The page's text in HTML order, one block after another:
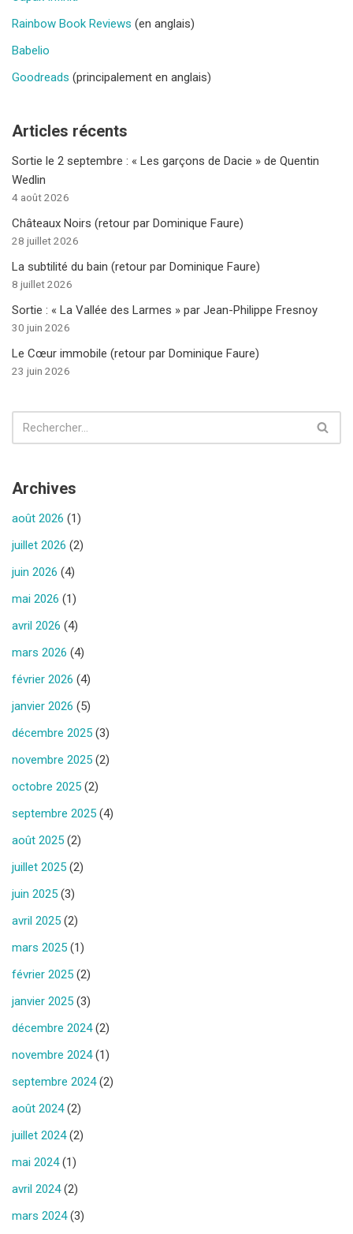
Rainbow Book Reviews (en anglais)
Babelio
Goodreads (principalement en anglais)
Articles récents
Sortie le 2 septembre : « Les garçons de Dacie » de Quentin
Wedlin
4 août 2026
Châteaux Noirs (retour par Dominique Faure)
28 juillet 2026
La subtilité du bain (retour par Dominique Faure)
8 juillet 2026
Sortie : « La Vallée des Larmes » par Jean-Philippe Fresnoy
30 juin 2026
Le Cœur immobile (retour par Dominique Faure)
23 juin 2026
Archives
août 2026 (1)
juillet 2026 (2)
juin 2026 (4)
mai 2026 (1)
avril 2026 (4)
mars 2026 (4)
février 2026 (4)
janvier 2026 (5)
décembre 2025 (3)
novembre 2025 (2)
octobre 2025 (2)
septembre 2025 (4)
août 2025 (2)
juillet 2025 (2)
juin 2025 (3)
avril 2025 (2)
mars 2025 (1)
février 2025 (2)
janvier 2025 (3)
décembre 2024(2)
novembre 2024(1)
septembre 2024(2)
août 2024(2)
juillet 2024(2)
mai 2024(1)
avril 2024(2)
mars 2024(3)